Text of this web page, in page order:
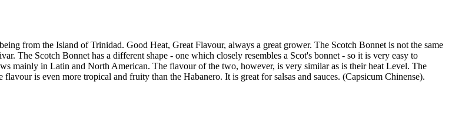
from the Island of Trinidad. Good Heat, Great Flavour, always a great grower. The Scotch Bonnet is not the same
The Scotch Bonnet has a different shape - one which closely resembles a Scot's bonnet - so it is very easy to
mainly in Latin and North American. The flavour of the two, however, is very similar as is their heat Level. The
is even more tropical and fruity than the Habanero. It is great for salsas and sauces. (Capsicum Chinense).